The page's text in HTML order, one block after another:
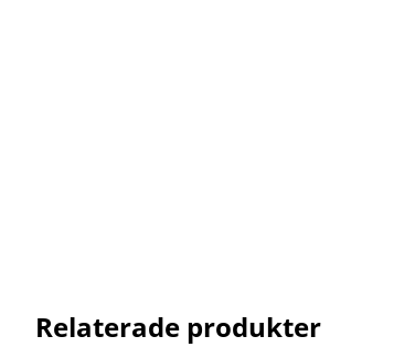
Relaterade produkter